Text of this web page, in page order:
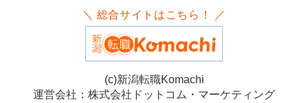
＼ 総合サイトはこちら！ ／
(c)新潟転職Komachi
運営会社：株式会社ドットコム・マーケティング